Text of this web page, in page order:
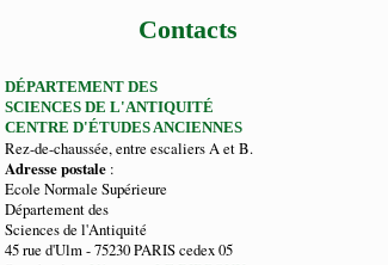
Contacts
DÉPARTEMENT DES
SCIENCES DE L'ANTIQUITÉ
CENTRE D'ÉTUDES ANCIENNES
Rez-de-chaussée, entre escaliers A et B.
Adresse postale :
Ecole Normale Supérieure
Département des
Sciences de l'Antiquité
45 rue d'Ulm - 75230 PARIS cedex 05